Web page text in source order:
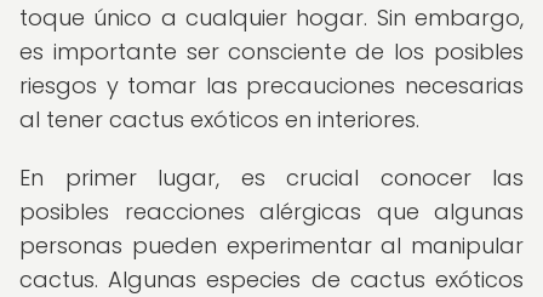
toque único a cualquier hogar. Sin embargo,
es importante ser consciente de los posibles
riesgos y tomar las precauciones necesarias
al tener cactus exóticos en interiores.
En primer lugar, es crucial conocer las
posibles reacciones alérgicas que algunas
personas pueden experimentar al manipular
cactus. Algunas especies de cactus exóticos